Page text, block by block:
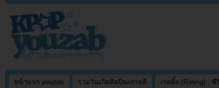
หน้าแรก youzab รวมวันเกิดศิลปินเกาหลี เรตติ้ง (Rating) : ซี